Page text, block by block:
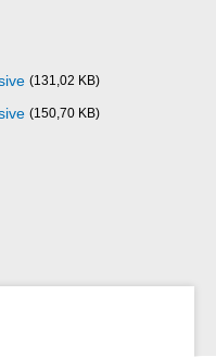
(131,02 KB)
(150,70 KB)